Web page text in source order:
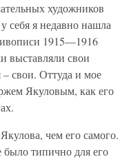
художников
себя я недавно нашла
1915—1916
выставляли свои
свои. Оттуда и мое
Якуловым, как его
чем его самого.
типично для его